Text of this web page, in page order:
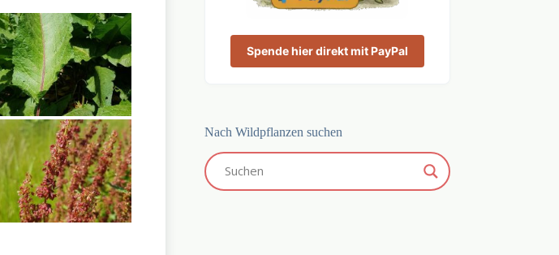
Spende hier direkt mit PayPal
Nach Wildpflanzen suchen